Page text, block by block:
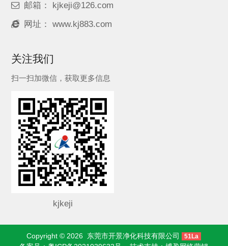
邮箱： kjkeji@126.com
网址： www.kj883.com
关注我们
扫一扫加微信，获取更多信息
kjkeji
Copyright © 2026 东莞市开景净化科技有限公司 51La